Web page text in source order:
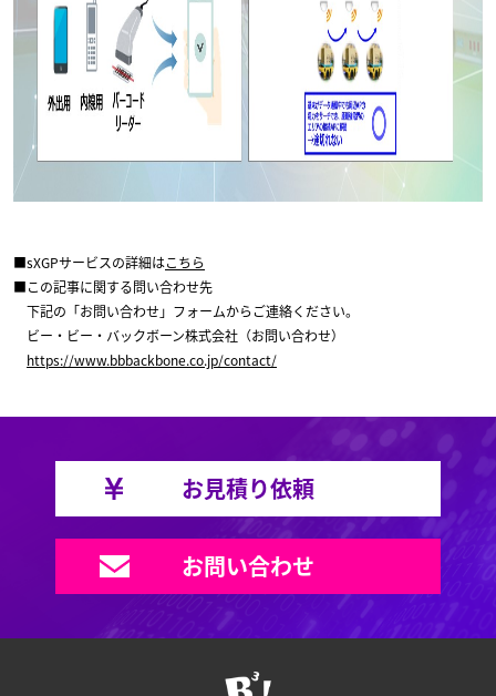
■sXGPサービスの詳細はこちら
■この記事に関する問い合わせ先
下記の「お問い合わせ」フォームからご連絡ください。
ビー・ビー・バックボーン株式会社（お問い合わせ）
https://www.bbbackbone.co.jp/contact/
お見積り依頼
お問い合わせ